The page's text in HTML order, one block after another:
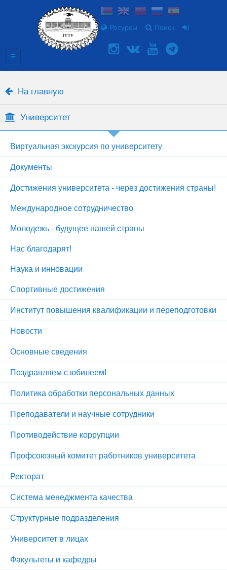
Ресурсы Поиск
На главную
Университет
Виртуальная экскурсия по университету
Документы
Достижения университета - через достижения страны!
Международное сотрудничество
Молодежь - будущее нашей страны
Нас благодарят!
Наука и инновации
Спортивные достижения
Институт повышения квалификации и переподготовки
Новости
Основные сведения
Поздравляем с юбилеем!
Политика обработки персональных данных
Преподаватели и научные сотрудники
Противодействие коррупции
Профсоюзный комитет работников университета
Ректорат
Система менеджмента качества
Структурные подразделения
Университет в лицах
Факультеты и кафедры